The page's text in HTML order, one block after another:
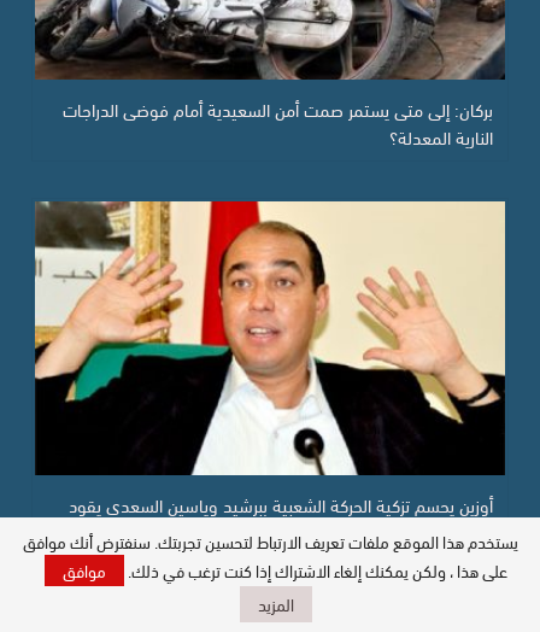
بركان: إلى متى يستمر صمت أمن السعيدية أمام فوضى الدراجات
النارية المعدلة؟
أوزين يحسم تزكية الحركة الشعبية ببرشيد وياسين السعدي يقود
“السنبلة” في رهان…
يستخدم هذا الموقع ملفات تعريف الارتباط لتحسين تجربتك. سنفترض أنك موافق
على هذا ، ولكن يمكنك إلغاء الاشتراك إذا كنت ترغب في ذلك.
موافق
المزيد